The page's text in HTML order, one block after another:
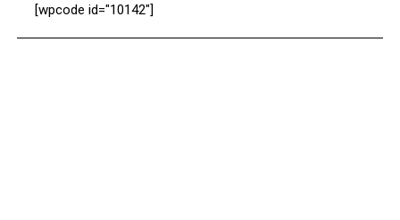
[wpcode id="10142"]